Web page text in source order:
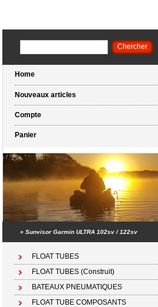
Home
Nouveaux articles
Compte
Panier
»Sunvisor Garmin ULTRA 102sv / 122sv
FLOAT TUBES
FLOAT TUBES (Construit)
BATEAUX PNEUMATIQUES
FLOAT TUBE COMPOSANTS